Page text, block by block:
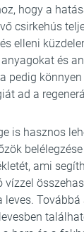
hogy a
csirkehús
elleni
és
pedig
ad a
is hasznos
ami
vízzel
leves.